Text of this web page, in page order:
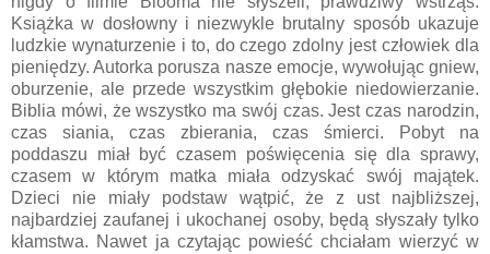
Książka w dosłowny i niezwykle brutalny sposób ukazuje
ludzkie wynaturzenie i to, do czego zdolny jest człowiek dla
pieniędzy. Autorka porusza nasze emocje, wywołując gniew,
oburzenie, ale przede wszystkim głębokie niedowierzanie.
Biblia mówi, że wszystko ma swój czas. Jest czas narodzin,
czas siania, czas zbierania, czas śmierci. Pobyt na
poddaszu miał być czasem poświęcenia się dla sprawy,
czasem w którym matka miała odzyskać swój majątek.
Dzieci nie miały podstaw wątpić, że z ust najbliższej,
najbardziej zaufanej i ukochanej osoby, będą słyszały tylko
kłamstwa. Nawet ja czytając powieść chciałam wierzyć w